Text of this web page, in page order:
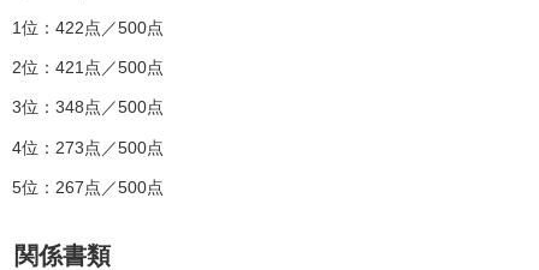
1位：422点／500点
2位：421点／500点
3位：348点／500点
4位：273点／500点
5位：267点／500点
関係書類